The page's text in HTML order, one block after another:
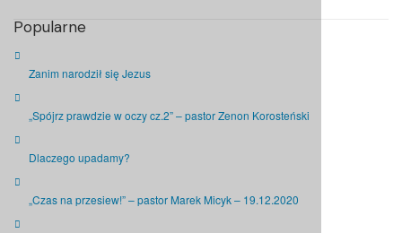
Popularne
Zanim narodził się Jezus
„Spójrz prawdzie w oczy cz.2” – pastor Zenon Korosteński
Dlaczego upadamy?
„Czas na przesiew!” – pastor Marek Micyk – 19.12.2020